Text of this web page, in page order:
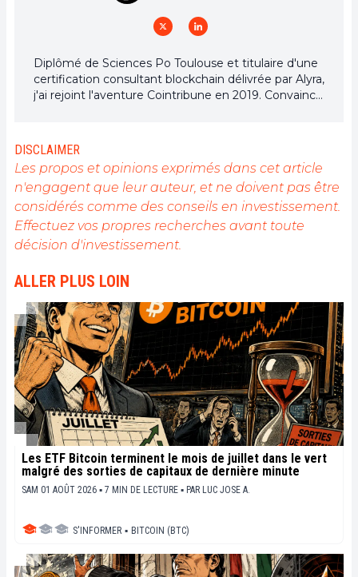
Diplômé de Sciences Po Toulouse et titulaire d'une
certification consultant blockchain délivrée par Alyra,
j'ai rejoint l'aventure Cointribune en 2019. Convaincu
l'engagement de sensibiliser et d'informer le grand
public sur cet écosystème en constante évolution.
Mon objectif est de permettre à chacun de mieux
comprendre la blockchain et de saisir les
opportunités qu'elle offre. Je m'efforce chaque jour
de fournir une analyse objective de l'actualité, de
décrypter les tendances du marché, de relayer les
sociétaux de cette révolution en marche.
DISCLAIMER
Les propos et opinions exprimés dans cet article
n'engagent que leur auteur, et ne doivent pas être
considérés comme des conseils en investissement.
Effectuez vos propres recherches avant toute
décision d'investissement.
ALLER PLUS LOIN
Les ETF Bitcoin terminent le mois de juillet dans le vert
malgré des sorties de capitaux de dernière minute
SAM 01 AOÛT 2026 ▪ 7 MIN DE LECTURE ▪ PAR LUC JOSE A.
S'INFORMER ▪ BITCOIN (BTC)